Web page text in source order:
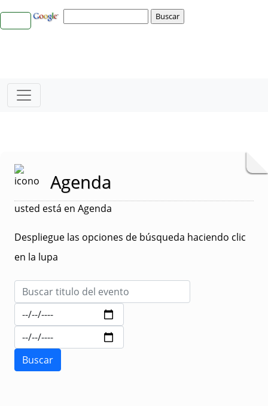
Agenda
usted está en Agenda
Despliegue las opciones de búsqueda haciendo clic
en la lupa